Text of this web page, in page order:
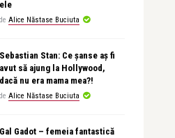
ele
de Alice Năstase Buciuta
Sebastian Stan: Ce șanse aș fi
avut să ajung la Hollywood,
dacă nu era mama mea?!
de Alice Năstase Buciuta
Gal Gadot – femeia fantastică